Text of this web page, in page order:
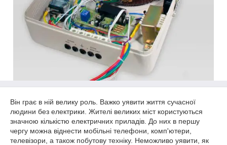
Він грає в ній велику роль. Важко уявити життя сучасної
людини без електрики. Жителі великих міст користуються
значною кількістю електричних приладів. До них в першу
чергу можна віднести мобільні телефони, комп'ютери,
телевізори, а також побутову техніку. Неможливо уявити, як